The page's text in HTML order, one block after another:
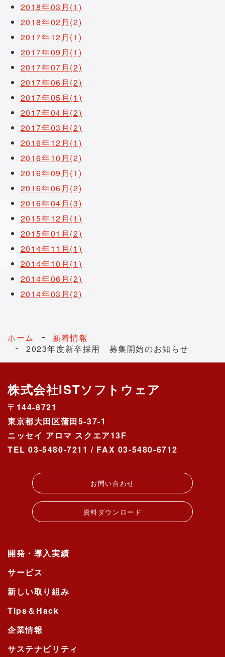
2018年03月(1)
2018年02月(2)
2017年12月(1)
2017年09月(1)
2017年07月(2)
2017年06月(2)
2017年05月(1)
2017年04月(2)
2017年03月(2)
2016年12月(1)
2016年10月(2)
2016年09月(1)
2016年06月(2)
2016年04月(3)
2015年12月(1)
2015年01月(2)
2014年11月(1)
2014年10月(1)
2014年06月(2)
2014年03月(2)
ホーム
新着情報
2023年度新卒採用 募集開始のお知らせ
株式会社ISTソフトウェア
〒144-8721
東京都大田区蒲田5-37-1
ニッセイ アロマ スクエア13F
TEL 03-5480-7211 / FAX 03-5480-6712
お問い合わせ
資料ダウンロード
開発・導入実績
サービス
新しい取り組み
Tips＆Hack
企業情報
サステナビリティ